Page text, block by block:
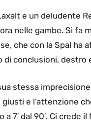
e un deludente
nelle gambe. Si fa
che con la Spal ha
di conclusioni,
stessa
e l’attenzione
a 7′ dal 90′. Ci